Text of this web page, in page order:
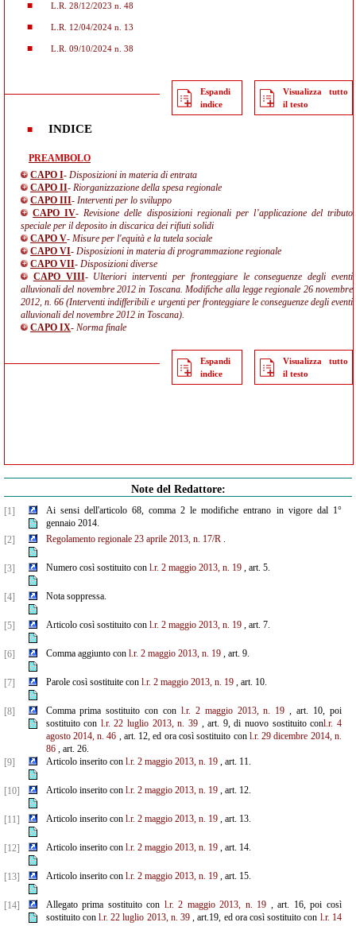
L.R. 28/12/2023 n. 48
L.R. 12/04/2024 n. 13
L.R. 09/10/2024 n. 38
Espandi
indice
Visualizza tutto
il testo
INDICE
PREAMBOLO
CAPO I- Disposizioni in materia di entrata
CAPO II- Riorganizzazione della spesa regionale
CAPO III- Interventi per lo sviluppo
CAPO IV- Revisione delle disposizioni regionali per l’applicazione del tributo
speciale per il deposito in discarica dei rifiuti solidi
CAPO V- Misure per l'equità e la tutela sociale
CAPO VI- Disposizioni in materia di programmazione regionale
CAPO VII- Disposizioni diverse
CAPO VIII- Ulteriori interventi per fronteggiare le conseguenze degli eventi
alluvionali del novembre 2012 in Toscana. Modifiche alla legge regionale 26 novembre
2012, n. 66 (Interventi indifferibili e urgenti per fronteggiare le conseguenze degli eventi
alluvionali del novembre 2012 in Toscana).
CAPO IX- Norma finale
Espandi
indice
Visualizza tutto
il testo
Note del Redattore:
[1]
Ai sensi dell'articolo 68, comma 2 le modifiche entrano in vigore dal 1°
gennaio 2014.
[2]
Regolamento regionale 23 aprile 2013, n. 17/R.
[3] Numero così sostituito con l.r. 2 maggio 2013, n. 19, art. 5.
[4] Nota soppressa.
[5] Articolo così sostituito con l.r. 2 maggio 2013, n. 19, art. 7.
[6] Comma aggiunto con l.r. 2 maggio 2013, n. 19, art. 9.
[7] Parole così sostituite con l.r. 2 maggio 2013, n. 19, art. 10.
[8] Comma prima sostituito con con l.r. 2 maggio 2013, n. 19 , art. 10, poi
sostituito con l.r. 22 luglio 2013, n. 39, art. 9, di nuovo sostituito conl.r. 4
agosto 2014, n. 46 , art. 12, ed ora così sostituito con l.r. 29 dicembre 2014, n.
86, art. 26.
[9]
Articolo inserito con l.r. 2 maggio 2013, n. 19, art. 11.
[10] Articolo inserito con l.r. 2 maggio 2013, n. 19, art. 12.
[11] Articolo inserito con l.r. 2 maggio 2013, n. 19, art. 13.
[12] Articolo inserito con l.r. 2 maggio 2013, n. 19, art. 14.
[13] Articolo inserito con l.r. 2 maggio 2013, n. 19, art. 15.
[14] Allegato prima sostituito con l.r. 2 maggio 2013, n. 19 , art. 16, poi così
sostituito con l.r. 22 luglio 2013, n. 39 , art.19, ed ora così sostituito con l.r. 14